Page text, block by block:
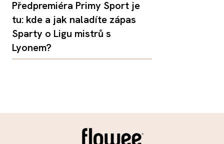
Předpremiéra Primy Sport je
tu: kde a jak naladíte zápas
Sparty o Ligu mistrů s
Lyonem?